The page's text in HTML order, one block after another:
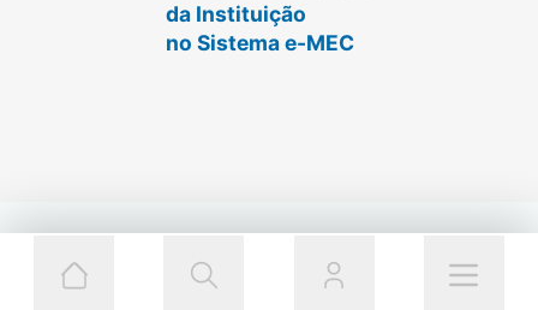
da Instituição
no Sistema e-MEC